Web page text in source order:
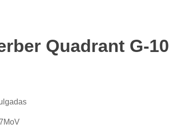
Quadrant G-10